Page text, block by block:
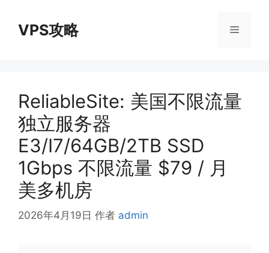
VPS攻略 菜
ReliableSite: 美国不限流量
独立服务器
E3/I7/64GB/2TB SSD
1Gbps 不限流量 $79 / 月
美多机房
2026年4月19日 作者 admin